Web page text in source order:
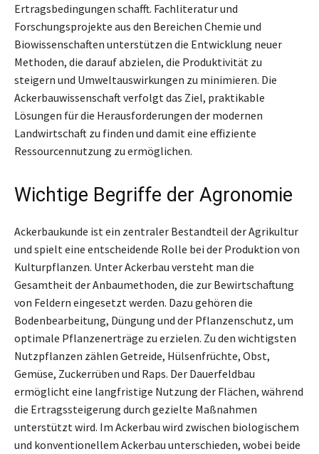
Ertragsbedingungen schafft. Fachliteratur und
Forschungsprojekte aus den Bereichen Chemie und
Biowissenschaften unterstützen die Entwicklung neuer
Methoden, die darauf abzielen, die Produktivität zu
steigern und Umweltauswirkungen zu minimieren. Die
Ackerbauwissenschaft verfolgt das Ziel, praktikable
Lösungen für die Herausforderungen der modernen
Landwirtschaft zu finden und damit eine effiziente
Ressourcennutzung zu ermöglichen.
Wichtige Begriffe der Agronomie
Ackerbaukunde ist ein zentraler Bestandteil der Agrikultur
und spielt eine entscheidende Rolle bei der Produktion von
Kulturpflanzen. Unter Ackerbau versteht man die
Gesamtheit der Anbaumethoden, die zur Bewirtschaftung
von Feldern eingesetzt werden. Dazu gehören die
Bodenbearbeitung, Düngung und der Pflanzenschutz, um
optimale Pflanzenerträge zu erzielen. Zu den wichtigsten
Nutzpflanzen zählen Getreide, Hülsenfrüchte, Obst,
Gemüse, Zuckerrüben und Raps. Der Dauerfeldbau
ermöglicht eine langfristige Nutzung der Flächen, während
die Ertragssteigerung durch gezielte Maßnahmen
unterstützt wird. Im Ackerbau wird zwischen biologischem
und konventionellem Ackerbau unterschieden, wobei beide